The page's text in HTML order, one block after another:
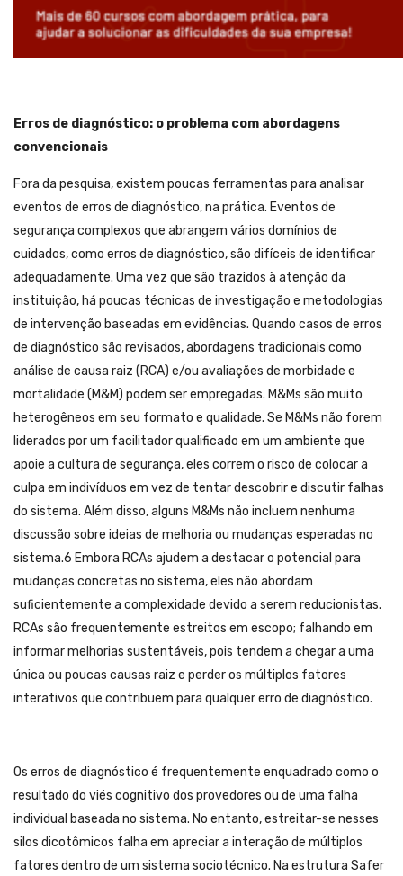
Erros de diagnóstico: o problema com abordagens
convencionais
Fora da pesquisa, existem poucas ferramentas para analisar
eventos de erros de diagnóstico, na prática. Eventos de
segurança complexos que abrangem vários domínios de
cuidados, como erros de diagnóstico, são difíceis de identificar
adequadamente. Uma vez que são trazidos à atenção da
instituição, há poucas técnicas de investigação e metodologias
de intervenção baseadas em evidências. Quando casos de erros
de diagnóstico são revisados, abordagens tradicionais como
análise de causa raiz (RCA) e/ou avaliações de morbidade e
mortalidade (M&M) podem ser empregadas. M&Ms são muito
heterogêneos em seu formato e qualidade. Se M&Ms não forem
liderados por um facilitador qualificado em um ambiente que
apoie a cultura de segurança, eles correm o risco de colocar a
culpa em indivíduos em vez de tentar descobrir e discutir falhas
do sistema. Além disso, alguns M&Ms não incluem nenhuma
discussão sobre ideias de melhoria ou mudanças esperadas no
sistema.6 Embora RCAs ajudem a destacar o potencial para
mudanças concretas no sistema, eles não abordam
suficientemente a complexidade devido a serem reducionistas.
RCAs são frequentemente estreitos em escopo; falhando em
informar melhorias sustentáveis, pois tendem a chegar a uma
única ou poucas causas raiz e perder os múltiplos fatores
interativos que contribuem para qualquer erro de diagnóstico.
Os erros de diagnóstico é frequentemente enquadrado como o
resultado do viés cognitivo dos provedores ou de uma falha
individual baseada no sistema. No entanto, estreitar-se nesses
silos dicotômicos falha em apreciar a interação de múltiplos
fatores dentro de um sistema sociotécnico. Na estrutura Safer